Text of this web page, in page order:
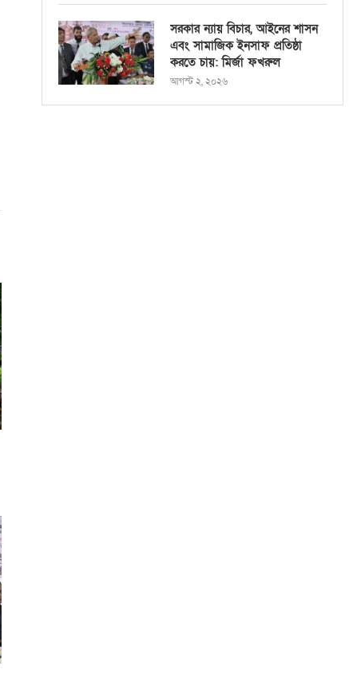
সরকার ন্যায় বিচার, আইনের শাসন
এবং সামাজিক ইনসাফ প্রতিষ্ঠা
করতে চায়: মির্জা ফখরুল
আগস্ট ২, ২০২৬